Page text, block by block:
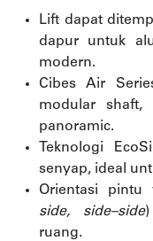
Lift dapat
dapur untuk
modern.
Cibes Air
modular shaft,
panoramic.
Teknologi
senyap, ideal
Orientasi pintu
side, side–side)
ruang.